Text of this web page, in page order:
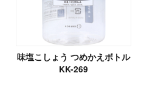
味塩こしょう つめかえボトル
KK-269